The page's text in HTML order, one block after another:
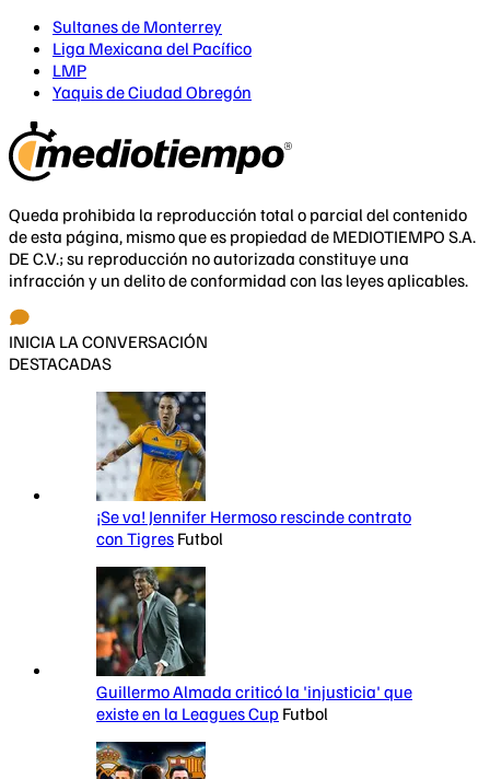
Sultanes de Monterrey
Liga Mexicana del Pacífico
LMP
Yaquis de Ciudad Obregón
Queda prohibida la reproducción total o parcial del contenido
de esta página, mismo que es propiedad de MEDIOTIEMPO S.A.
DE C.V.; su reproducción no autorizada constituye una
infracción y un delito de conformidad con las leyes aplicables.
INICIA LA CONVERSACIÓN
DESTACADAS
¡Se va! Jennifer Hermoso rescinde contrato
con Tigres Futbol
Guillermo Almada criticó la 'injusticia' que
existe en la Leagues Cup Futbol